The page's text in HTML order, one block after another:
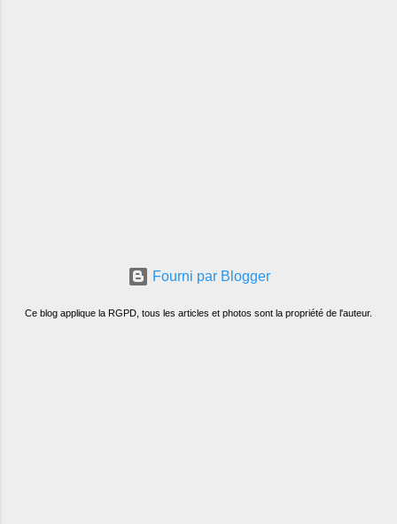
Fourni par Blogger
Ce blog applique la RGPD, tous les articles et photos sont la propriété de l'auteur.